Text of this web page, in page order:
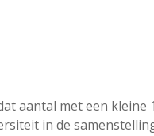
aantal met een
in de